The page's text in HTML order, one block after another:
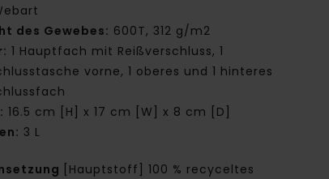
des Gewebes: 600T, 312 g/m2
1 Hauptfach mit Reißverschluss, 1
vorne, 1 oberes und 1 hinteres
16.5 cm [H] x 17 cm [W] x 8 cm [D]
3 L
[Hauptstoff] 100 % recyceltes